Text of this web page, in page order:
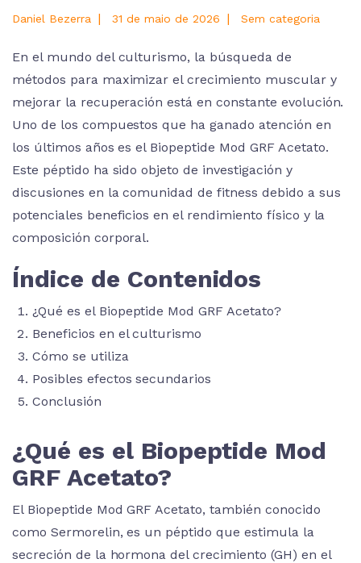
Daniel Bezerra | 31 de maio de 2026 | Sem categoria
En el mundo del culturismo, la búsqueda de
métodos para maximizar el crecimiento muscular y
mejorar la recuperación está en constante evolución.
Uno de los compuestos que ha ganado atención en
los últimos años es el Biopeptide Mod GRF Acetato.
Este péptido ha sido objeto de investigación y
discusiones en la comunidad de fitness debido a sus
potenciales beneficios en el rendimiento físico y la
composición corporal.
Índice de Contenidos
¿Qué es el Biopeptide Mod GRF Acetato?
Beneficios en el culturismo
Cómo se utiliza
Posibles efectos secundarios
Conclusión
¿Qué es el Biopeptide Mod
GRF Acetato?
El Biopeptide Mod GRF Acetato, también conocido
como Sermorelin, es un péptido que estimula la
secreción de la hormona del crecimiento (GH) en el